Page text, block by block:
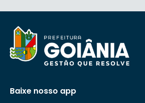
Baixe nosso app